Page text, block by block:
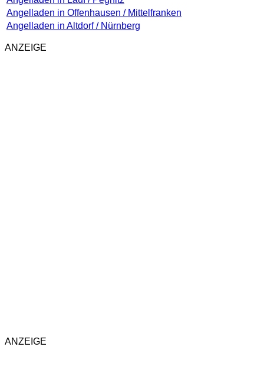
Angelladen in Offenhausen / Mittelfranken
Angelladen in Altdorf / Nürnberg
ANZEIGE
ANZEIGE